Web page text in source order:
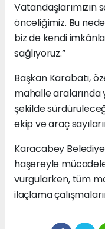
Vatandaşlarımızın
önceliğimiz. Bu
biz de kendi
sağlıyoruz.”
Başkan Karabatı,
mahalle aralarında
şekilde
ekip ve araç
Karacabey
haşereyle
vurgularken, tüm
ilaçlama